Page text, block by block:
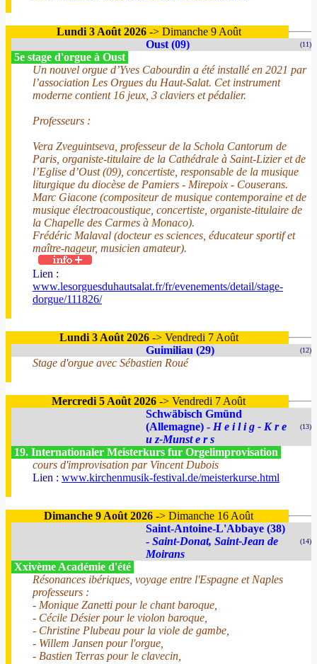
Lundi 3 Août 2026-> Dimanche 9 Août
Oust (09)
(11)
5e stage d'orgue à Oust
Un nouvel orgue d’Yves Cabourdin a été installé en 2021 par
l’association Les Orgues du Haut-Salat. Cet instrument
moderne contient 16 jeux, 3 claviers et pédalier.
Professeurs :
Vera Zveguintseva, professeur de la Schola Cantorum de
Paris, organiste-titulaire de la Cathédrale à Saint-Lizier et de
l’Eglise d’Oust (09), concertiste, responsable de la musique
liturgique du diocèse de Pamiers - Mirepoix - Couserans.
Marc Giacone (compositeur de musique contemporaine et de
musique électroacoustique, concertiste, organiste-titulaire de
la Chapelle des Carmes à Monaco).
Frédéric Malaval (docteur es sciences, éducateur sportif et
maître-nageur, musicien amateur).
Lien :
www.lesorguesduhautsalat.fr/fr/evenements/detail/stage-
dorgue/111826/
Lundi 3 Août 2026-> Vendredi 7 Août
Guimiliau (29)
(12)
Stage d'orgue avec Sébastien Roué
Mercredi 5 Août 2026 -> Vendredi 7 Août
Schwäbisch Gmünd
(Allemagne) - H e i l i g - K r e
u z-Munst e r s
(13)
19. Internationaler Meisterkurs fur Orgelimprovisation
cours d'improvisation par Vincent Dubois
Lien : www.kirchenmusik-festival.de/meisterkurse.html
Dimanche 9 Août 2026 -> Dimanche 16 Août
Saint-Antoine-L'Abbaye (38)
- Saint-Donat, Saint-Jean de
Moirans
(14)
Xxivème Académie d'été
Résonances ibériques, voyage entre l'Espagne et Naples
professeurs :
- Monique Zanetti pour le chant baroque,
- Cécile Désier pour le violon baroque,
- Christine Plubeau pour la viole de gambe,
- Willem Jansen pour l'orgue,
- Bastien Terras pour le clavecin,